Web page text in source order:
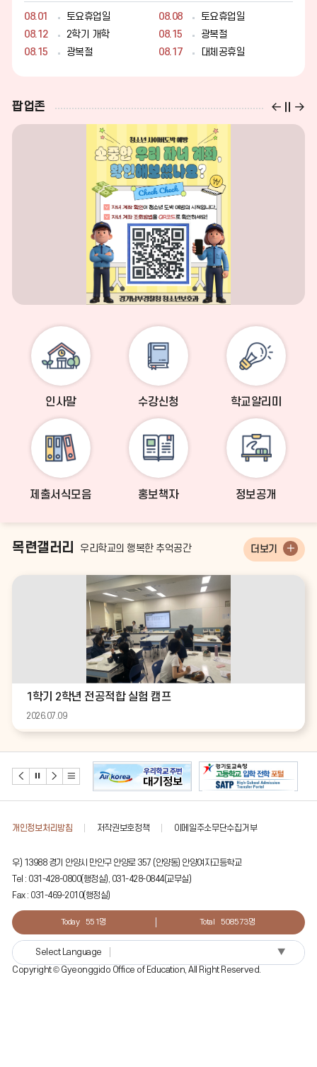
달
달
08.01 토요휴업일 08.08
토요휴업일
08.12
2학기 개학 08.15
광복절
08.15
광복절 08.17
대체공휴일
팝업존
팝
업
팝
업
팝
업
인사말 수강신청 학교알리미
제출서식모음 홍보책자 정보공개
목련갤러리 우리학교의 행복한 추억공간
1학기 2학년 전공적합 실험 캠프
2026.07.09
더보기
개인정보처리방침 저작권보호정책 이메일주소무단수집거부
우) 13988 경기 안양시 만안구 안양로 357 (안양동) 안양여자고등학교
Tel : 031-428-0800(행정실), 031-428-0844(교무실)
Fax : 031-469-2010(행정실)
Today 551명 Total 508573명
Select Language
▼
Copyright © Gyeonggido Office of Education, All Right Reserved.